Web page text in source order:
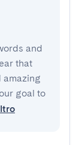
and
that
amazing
goal to